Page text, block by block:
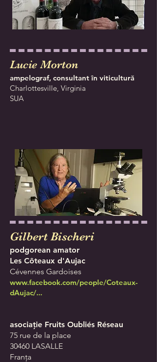
Lucie Morton
ampelograf, consultant în viticultură
Charlottesville, Virginia
SUA
Gilbert Bischeri
podgorean amator
Les Côteaux d'Aujac
Cévennes Gardoises
www.facebook.com/people/Coteaux-
dAujac/...
asociație Fruits Oubliés Réseau
75 rue de la place
30460 LASALLE
Franța